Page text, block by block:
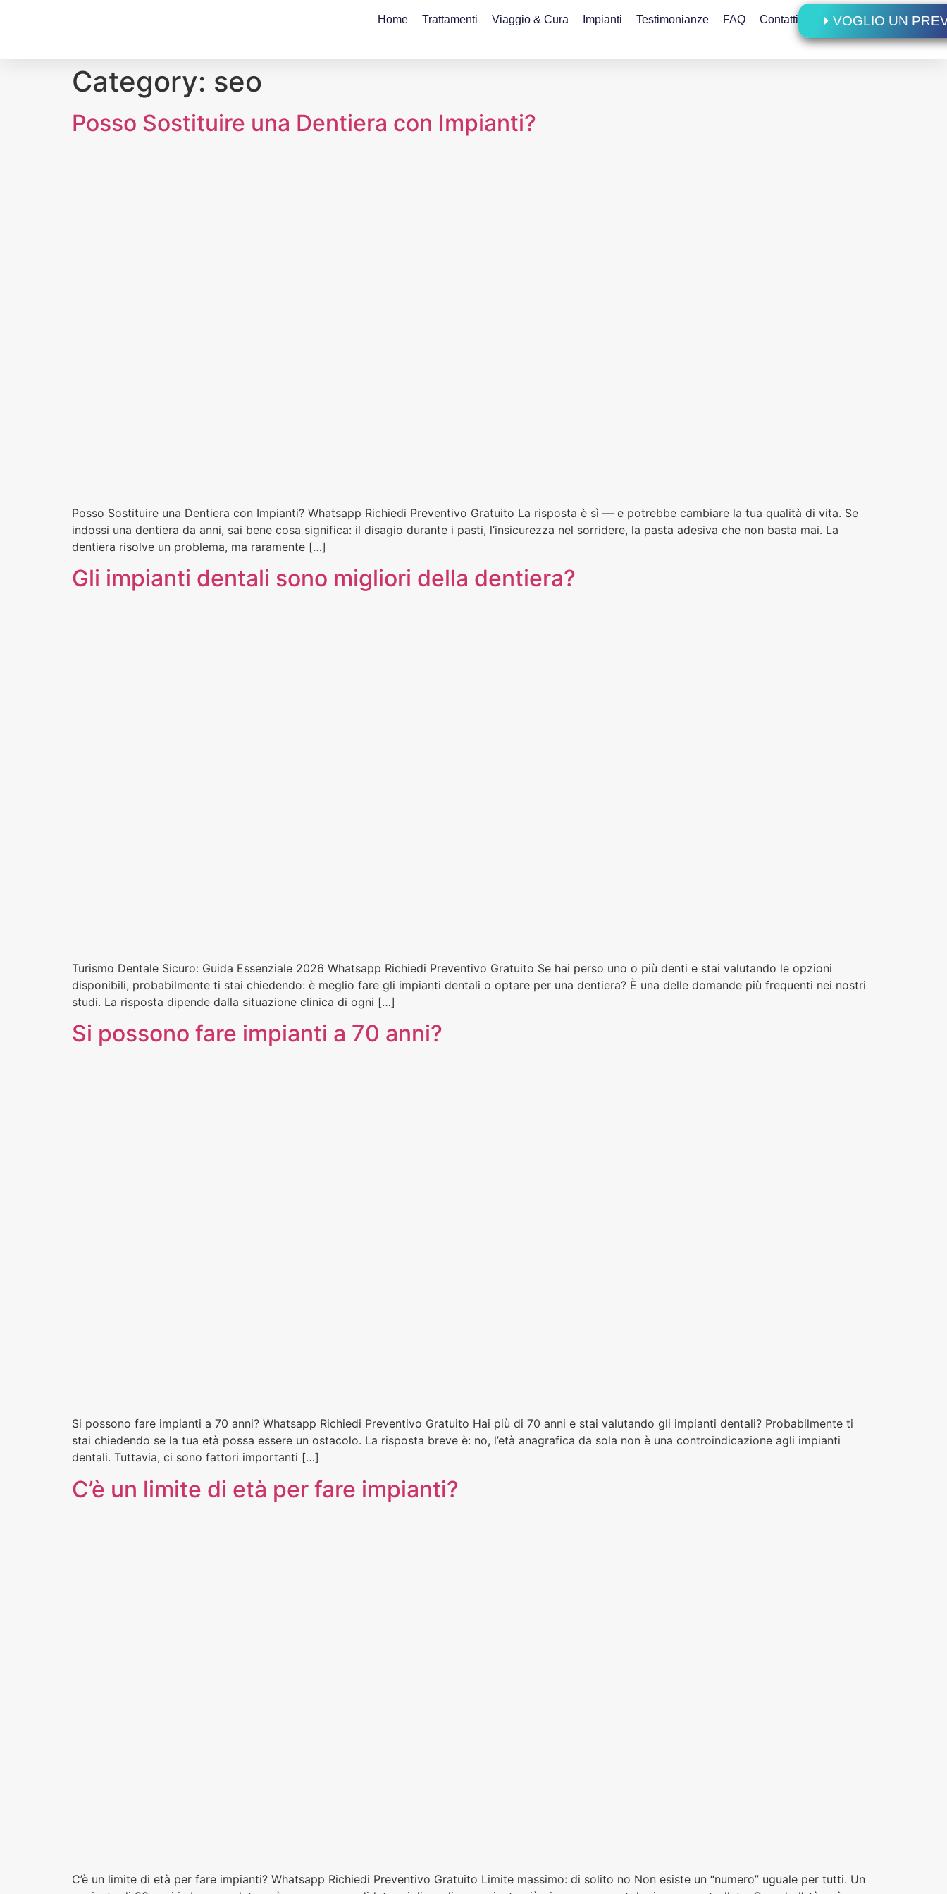
Home Trattamenti Viaggio & Cura Impianti Testimonianze FAQ Contatti VOGLIO UN
Category: seo
Posso Sostituire una Dentiera con Impianti?
Posso Sostituire una Dentiera con Impianti? Whatsapp Richiedi Preventivo Gratuito La risposta è sì — e potrebbe cambiare la tua qualità di vita. Se
indossi una dentiera da anni, sai bene cosa significa: il disagio durante i pasti, l’insicurezza nel sorridere, la pasta adesiva che non basta mai. La
dentiera risolve un problema, ma raramente […]
Gli impianti dentali sono migliori della dentiera?
Turismo Dentale Sicuro: Guida Essenziale 2026 Whatsapp Richiedi Preventivo Gratuito Se hai perso uno o più denti e stai valutando le opzioni
disponibili, probabilmente ti stai chiedendo: è meglio fare gli impianti dentali o optare per una dentiera? È una delle domande più frequenti nei nostri
studi. La risposta dipende dalla situazione clinica di ogni […]
Si possono fare impianti a 70 anni?
Si possono fare impianti a 70 anni? Whatsapp Richiedi Preventivo Gratuito Hai più di 70 anni e stai valutando gli impianti dentali? Probabilmente ti
stai chiedendo se la tua età possa essere un ostacolo. La risposta breve è: no, l’età anagrafica da sola non è una controindicazione agli impianti
dentali. Tuttavia, ci sono fattori importanti […]
C’è un limite di età per fare impianti?
C’è un limite di età per fare impianti? Whatsapp Richiedi Preventivo Gratuito Limite massimo: di solito no Non esiste un “numero” uguale per tutti. Un